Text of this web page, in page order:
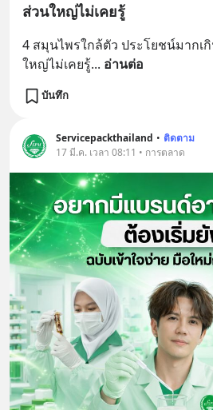
ส่วนใหญ่ไม่เคยรู้
4 สมุนไพรใกล้ตัว ประโยชน์มากเ
ใหญ่ไม่เคยรู้... อ่านต่อ
บันทึก
Servicepackthailand • ติดตาม
17 มี.ค. เวลา 08:11 • การตลาด